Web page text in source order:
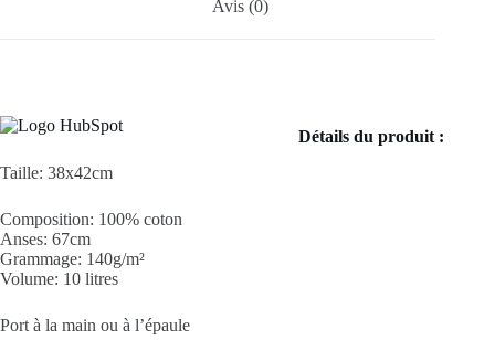
Avis (0)
Détails du produit :
Taille: 38x42cm
Composition: 100% coton
Anses: 67cm
Grammage: 140g/m²
Volume: 10 litres
Port à la main ou à l’épaule